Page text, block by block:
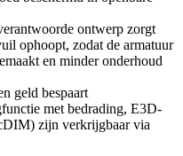
ontwerp zorgt
ophoopt, zodat de armatuur
en minder onderhoud
geld bespaart
met bedrading, E3D-
zijn verkrijgbaar via